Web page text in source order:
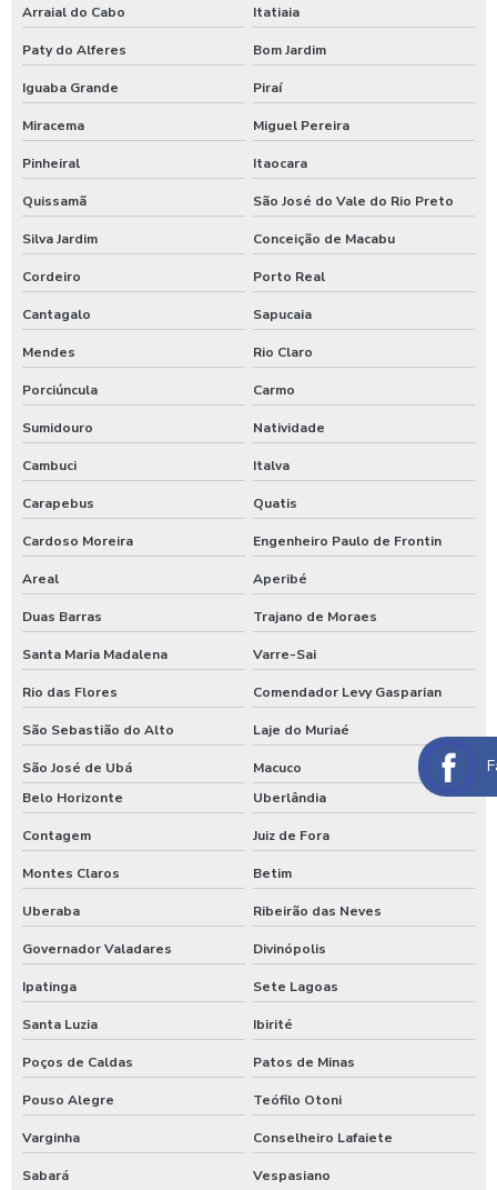
Higienização de carros preço
Higienização de carros valor
Lava rápido self service em posto de gasolina
Lavador de ônibus preco
Lavadora de alta pressão com controle remoto
Lavadora de alta pressão para lavar caminhões
Lavadora de alta pressão para lavar ônibus
Lavadora automática de carros
Lavadora automática de carros preço
Lavadora de caminhão
Lavadora de ônibus
Lavadora profissional de caminhão 3 produtos
Lavagem automática de veículos
Lavagem de caminhão
Lavagem de caminhão equipamentos
Lavagem de caminhão de lixo
Lavagem de caminhão preço
Lavagem de carros self service
Lavagem expressa
Lavagem de máquinas pesadas
Lavagem de ônibus
Lavagem self service de automóveis
Lavagem self service carros
Arraial do Cabo Itatiaia
Paty do Alferes Bom Jardim
Iguaba Grande Piraí
Miracema Miguel Pereira
Pinheiral Itaocara
Quissamã São José do Vale do Rio Preto
Silva Jardim Conceição de Macabu
Cordeiro Porto Real
Cantagalo Sapucaia
Mendes Rio Claro
Porciúncula Carmo
Sumidouro Natividade
Cambuci Italva
Carapebus Quatis
Cardoso Moreira Engenheiro Paulo de Frontin
Areal Aperibé
Duas Barras Trajano de Moraes
Santa Maria Madalena Varre-Sai
Rio das Flores Comendador Levy Gasparian
São Sebastião do Alto Laje do Muriaé
São José de Ubá
Macuco
Belo Horizonte
Uberlândia
Contagem Juiz de Fora
Montes Claros Betim
Uberaba Ribeirão das Neves
Governador Valadares Divinópolis
Ipatinga Sete Lagoas
Santa Luzia Ibirité
Poços de Caldas Patos de Minas
Pouso Alegre Teófilo Otoni
Varginha Conselheiro Lafaiete
Sabará Vespasiano